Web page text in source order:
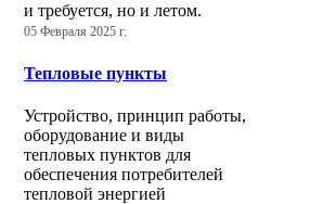
и требуется, но и летом.
05 Февраля 2025 г.
Тепловые пункты
Устройство, принцип работы,
оборудование и виды
тепловых пунктов для
обеспечения потребителей
тепловой энергией